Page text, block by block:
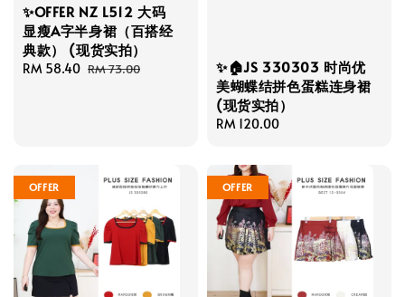
✨OFFER NZ L512 大码
显瘦A字半身裙（百搭经
典款） (现货实拍）
Sale
RM 58.40 Regular
RM 73.00
✨🏠JS 330303 时尚优
美蝴蝶结拼色蛋糕连身裙
(现货实拍）
Regular
RM 120.00
OFFER OFFER